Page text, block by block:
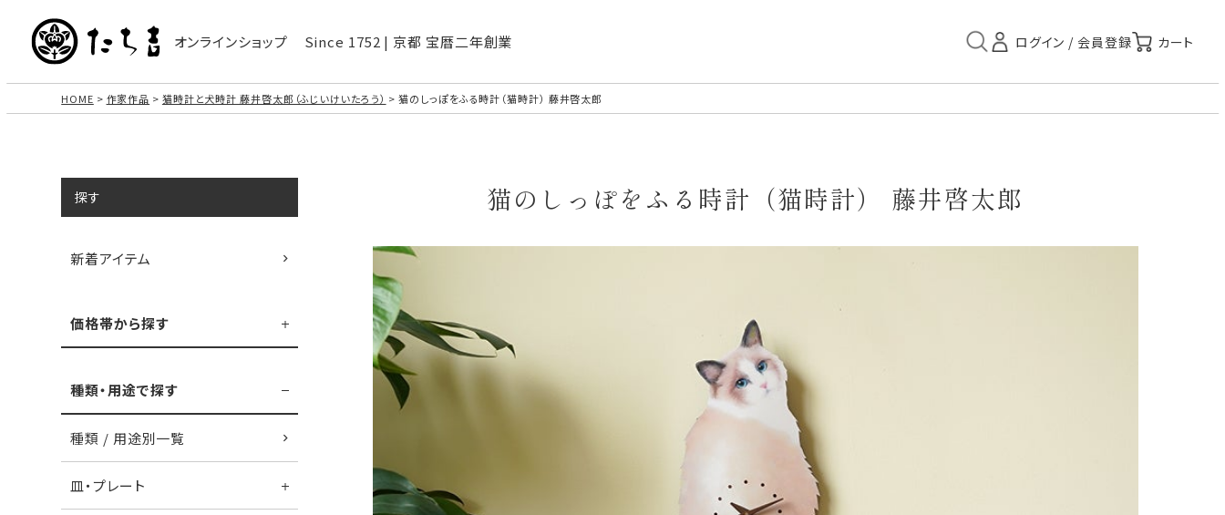
オンラインショップ Since 1752 | 京都 宝暦二年創業
HOME 作家作品 猫時計と犬時計 藤井啓太郎（ふじいけいたろう） 猫のしっぽをふる時計（猫時計） 藤井啓太郎
探す
新着アイテム
価格帯から探す
種類・用途で探す
種類 / 用途別一覧
皿・プレート
猫のしっぽをふる時計（猫時計） 藤井啓太郎